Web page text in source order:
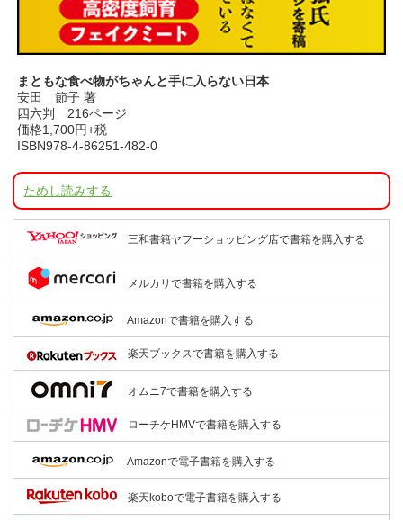
まともな食べ物がちゃんと手に入らない日本
安田 節子 著
四六判 216ページ
価格1,700円+税
ISBN978-4-86251-482-0
ためし読みする
三和書籍ヤフーショッピング店で書籍を購入する
メルカリで書籍を購入する
Amazonで書籍を購入する
楽天ブックスで書籍を購入する
オムニ7で書籍を購入する
ローチケHMVで書籍を購入する
Amazonで電子書籍を購入する
楽天koboで電子書籍を購入する